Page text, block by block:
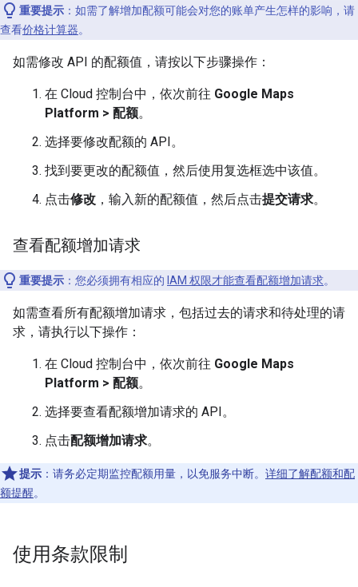
重要提示 ：如需了解增加配额可能会对您的账单产生怎样的影响，请
查看价格计算器。
如需修改 API 的配额值，请按以下步骤操作：
在 Cloud 控制台中，依次前往 Google Maps
Platform > 配额。
选择要修改配额的 API。
找到要更改的配额值，然后使用复选框选中该值。
点击修改 ，输入新的配额值，然后点击提交请求。
查看配额增加请求
重要提示 ：您必须拥有相应的 IAM 权限才能查看配额增加请求。
如需查看所有配额增加请求，包括过去的请求和待处理的请
求，请执行以下操作：
在 Cloud 控制台中，依次前往 Google Maps
Platform > 配额。
选择要查看配额增加请求的 API。
点击配额增加请求。
提示 ：请务必定期监控配额用量，以免服务中断。 详细了解配额和配
额提醒。
使用条款限制